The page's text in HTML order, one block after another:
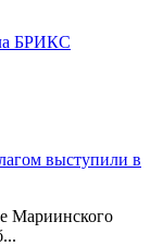
БРИКС
выступили в
Мариинского